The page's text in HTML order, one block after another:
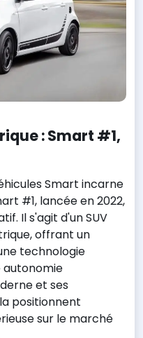
: Smart #1,
Smart incarne
#1, lancée en 2022,
Il s'agit d'un SUV
offrant un
technologie
autonomie
et ses
positionnent
sur le marché